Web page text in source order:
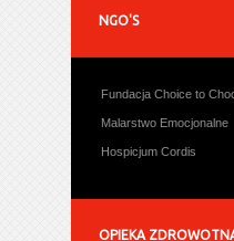
NGO'S
Fundacja Choice to
Malarstwo Emocjonalne
Hospicjum Cordis
OPIEKA